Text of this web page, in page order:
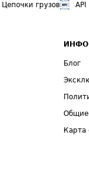
Цепочки грузов API
Блог
Карта